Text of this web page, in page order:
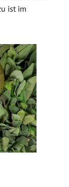
ist im
–